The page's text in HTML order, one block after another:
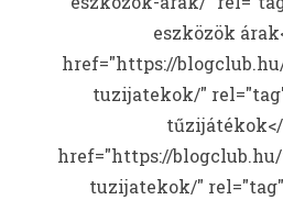
eszközök
href="https://
tuzijatekok/"
tűzijátékok</
href="https://
tuzijatekok/"